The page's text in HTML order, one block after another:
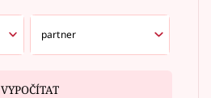
VYPOČÍTAT